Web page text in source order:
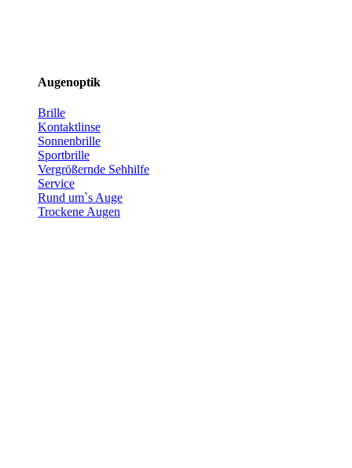
Augenoptik
Brille
Kontaktlinse
Sonnenbrille
Sportbrille
Vergrößernde Sehhilfe
Service
Rund um`s Auge
Trockene Augen